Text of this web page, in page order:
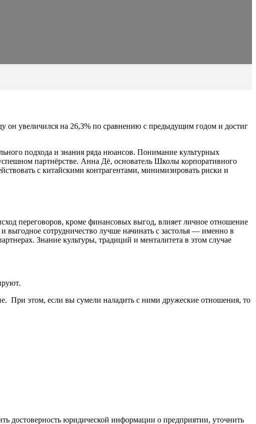
он увеличился на 26,3% по сравнению с предыдущим годом и достиг
подхода и знания ряда нюансов. Понимание культурных
партнёрстве. Анна Дё, основатель Школы корпоративного
с китайскими контрагентами, минимизировать риски и
переговоров, кроме финансовых выгод, влияет личное отношение
выгодное сотрудничество лучше начинать с застолья — именно в
Знание культуры, традиций и менталитета в этом случае
При этом, если вы сумели наладить с ними дружеские отношения, то
достоверность юридической информации о предприятии, уточнить